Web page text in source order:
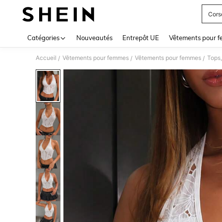
Catégories Nouveautés Entrepôt UE Vêtements pour
Accueil / Vêtements pour femmes / Vêtements pour femmes /